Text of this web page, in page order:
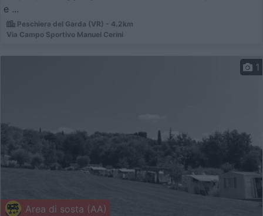
e ...
Peschiera del Garda (VR) - 4.2km
Via Campo Sportivo Manuel Cerini
Area di sosta (AA)
1